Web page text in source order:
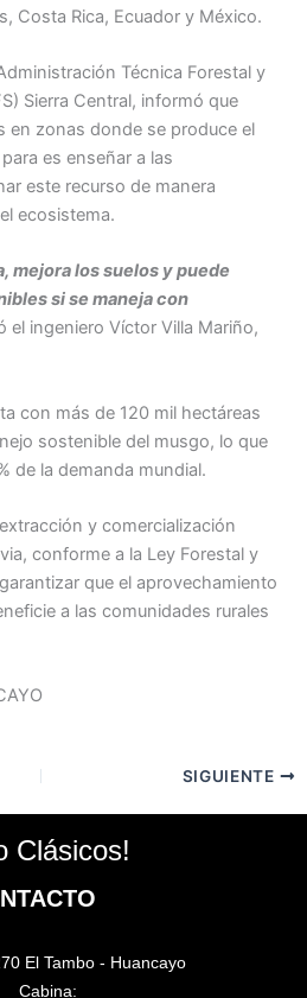
Costa Rica, Ecuador y México.
Técnica Forestal y
Sierra Central, informó que
en zonas donde se produce el
es enseñar a las
este recurso de manera
ecosistema.
mejora los suelos y puede
si se maneja con
el ingeniero Víctor Villa Mariño,
con más de 120 mil hectáreas
sostenible del musgo, lo que
de la demanda mundial.
y comercialización
conforme a la Ley Forestal y
que el aprovechamiento
a las comunidades rurales
SIGUIENTE
Clásicos!
El Tambo - Huancayo
Cabina: